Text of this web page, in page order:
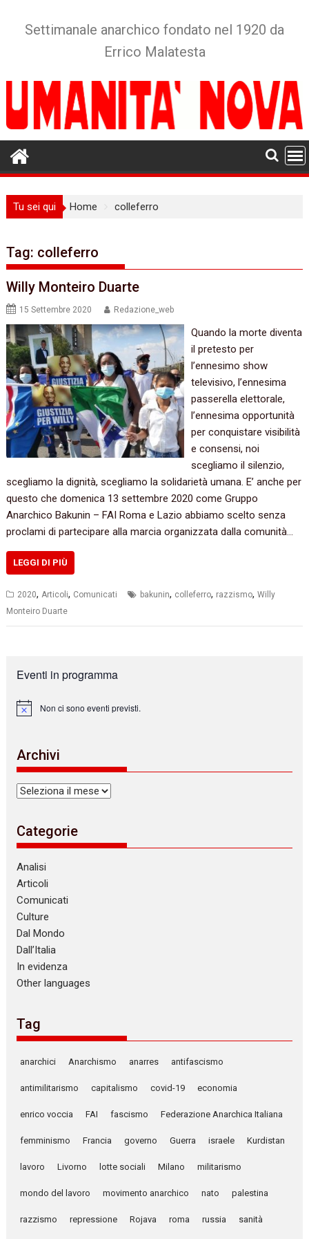
Settimanale anarchico fondato nel 1920 da
Errico Malatesta
Tu sei qui Home colleferro
Tag: colleferro
Willy Monteiro Duarte
15 Settembre 2020 Redazione_web
Quando la morte diventa
il pretesto per
l’ennesimo show
televisivo, l’ennesima
passerella elettorale,
l’ennesima opportunità
per conquistare visibilità
e consensi, noi
scegliamo il silenzio,
scegliamo la dignità, scegliamo la solidarietà umana. E’ anche per
questo che domenica 13 settembre 2020 come Gruppo
Anarchico Bakunin – FAI Roma e Lazio abbiamo scelto senza
proclami di partecipare alla marcia organizzata dalla comunità…
LEGGI DI PIÙ
2020,Articoli, Comunicati bakunin, colleferro, razzismo,Willy
Monteiro Duarte
Eventi in programma
N
c
e
Non ci sono eventi previsti.
Archivi
Archivi
Categorie
Analisi
Articoli
Comunicati
Culture
Dal Mondo
Dall’Italia
In evidenza
Other languages
Tag
anarchici Anarchismo anarres antifascismo
antimilitarismo capitalismo covid-19 economia
enrico voccia FAI fascismo Federazione Anarchica Italiana
femminismo Francia governo Guerra israele Kurdistan
lavoro Livorno lotte sociali Milano militarismo
mondo del lavoro movimento anarchico nato palestina
razzismo repressione Rojava roma russia sanità